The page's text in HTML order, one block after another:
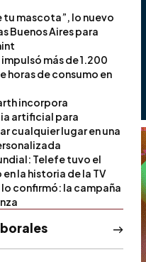
tu mascota”, lo nuevo
Buenos Aires para
más de 1.200
horas de consumo en
incorpora
artificial para
cualquier lugar en una
Telefe tuvo el
la historia de la TV
lo confirmó: la campaña